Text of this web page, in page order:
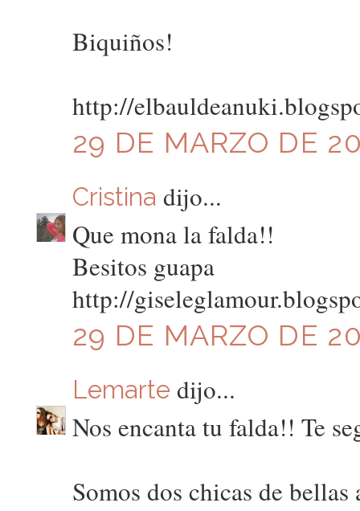
Biquiños!
http://
29 DE MARZO DE
Cristina dijo...
Que mona la falda!!
Besitos guapa
http://
29 DE MARZO DE
Lemarte dijo...
Nos encanta tu falda!! Te
Somos dos chicas de bellas